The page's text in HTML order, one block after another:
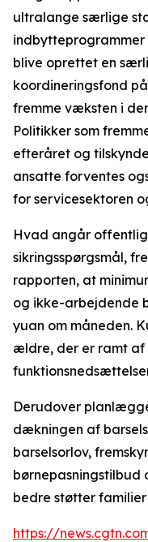
ultralange særlige
indbytteprogrammer
blive oprettet en
koordineringsfond
fremme væksten i
Politikker som
efteråret og
ansatte forventes
for servicesektoren
Hvad angår
sikringsspørgsmål,
rapporten, at
og ikke-arbejdende
yuan om måneden.
ældre, der er ramt af
Derudover
dækningen af
barselsorlov,
børnepasningstilbud
bedre støtter
https://